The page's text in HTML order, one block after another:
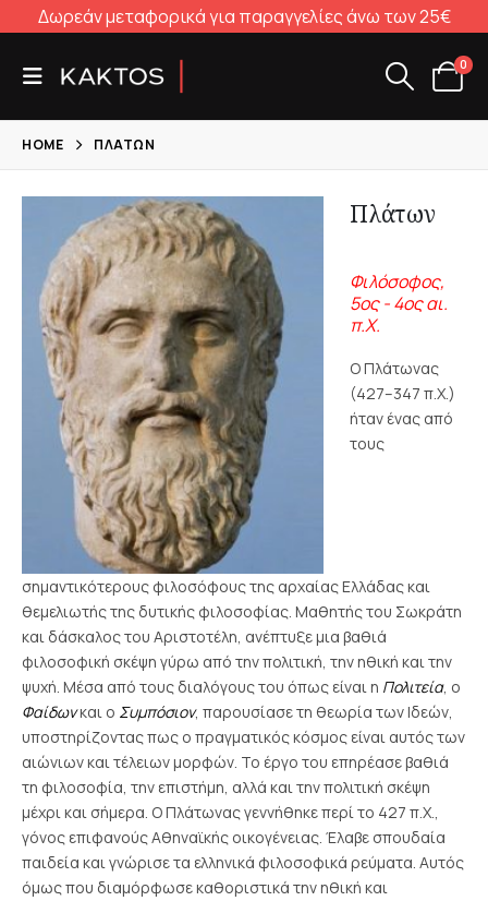
Δωρεάν μεταφορικά για παραγγελίες άνω των 25€
0
HOME ΠΛΆΤΩΝ
Πλάτων
Φιλόσοφος,
5ος - 4ος αι.
π.Χ.
Ο Πλάτωνας
(427–347 π.Χ.)
ήταν ένας από
τους
σημαντικότερους φιλοσόφους της αρχαίας Ελλάδας και
θεμελιωτής της δυτικής φιλοσοφίας. Μαθητής του Σωκράτη
και δάσκαλος του Αριστοτέλη, ανέπτυξε μια βαθιά
φιλοσοφική σκέψη γύρω από την πολιτική, την ηθική και την
ψυχή. Μέσα από τους διαλόγους του όπως είναι η Πολιτεία, ο
Φαίδωνκαι ο Συμπόσιον, παρουσίασε τη θεωρία των Ιδεών,
υποστηρίζοντας πως ο πραγματικός κόσμος είναι αυτός των
αιώνιων και τέλειων μορφών. Το έργο του επηρέασε βαθιά
τη φιλοσοφία, την επιστήμη, αλλά και την πολιτική σκέψη
μέχρι και σήμερα. Ο Πλάτωνας γεννήθηκε περί το 427 π.Χ.,
γόνος επιφανούς Αθηναϊκής οικογένειας. Έλαβε σπουδαία
παιδεία και γνώρισε τα ελληνικά φιλοσοφικά ρεύματα. Αυτός
όμως που διαμόρφωσε καθοριστικά την ηθική και